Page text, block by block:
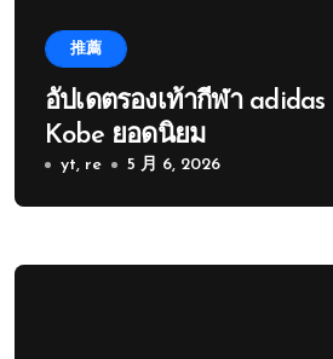
推薦
อัปเดตรองเท้ากีฬา
Kobe ยอดนิยม
yt, re 5 月 6, 2026